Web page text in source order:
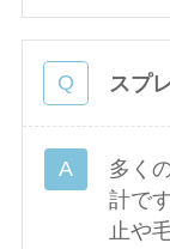
スプ
多く
計で
止や